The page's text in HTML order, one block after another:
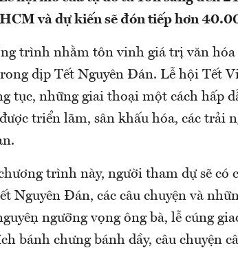
và dự kiến sẽ đón tiếp hơn
trình nhằm tôn vinh giá trị văn hóa
dịp Tết Nguyên Đán. Lễ hội Tết
tục, những giai thoại một cách hấp
triển lãm, sân khấu hóa, các trải
trình này, người tham dự sẽ có
Nguyên Đán, các câu chuyện và
ngưỡng vọng ông bà, lễ cúng
bánh chưng bánh dầy, câu chuyện